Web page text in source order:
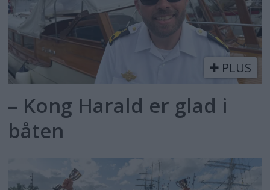
PLUS
– Kong Harald er glad i
båten